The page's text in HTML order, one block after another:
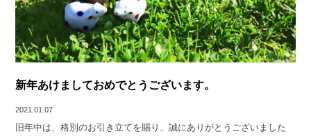
新年あけましておめでとうございます。
2021.01.07
旧年中は、格別のお引き立てを賜り、誠にありがとうございました